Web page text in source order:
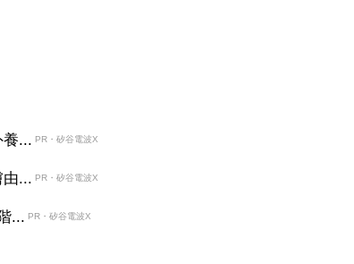
養... PR・矽谷電波X
由... PR・矽谷電波X
... PR・矽谷電波X